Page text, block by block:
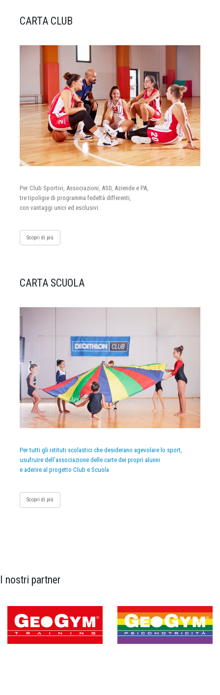
CARTA CLUB
Per Club Sportivi, Associazioni, ASD, Aziende e PA,
tre tipoligie di programma fedeltà differenti,
con vantaggi unici ed esclusivi.
Scopri di più
CARTA SCUOLA
Per tutti gli istituti scolastici che desiderano agevolare lo sport,
usufruire dell’associazione delle carte dei propri alunni
e aderire al progetto Club e Scuola
Scopri di più
I nostri partner